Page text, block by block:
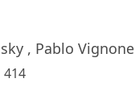
, Pablo Vignone
414